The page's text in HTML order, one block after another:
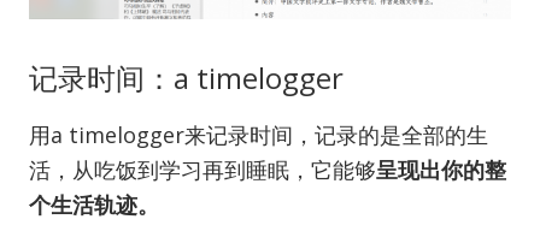
记录时间：a timelogger
用a timelogger来记录时间，记录的是全部的生
活，从吃饭到学习再到睡眠，它能够呈现出你的整
个生活轨迹。